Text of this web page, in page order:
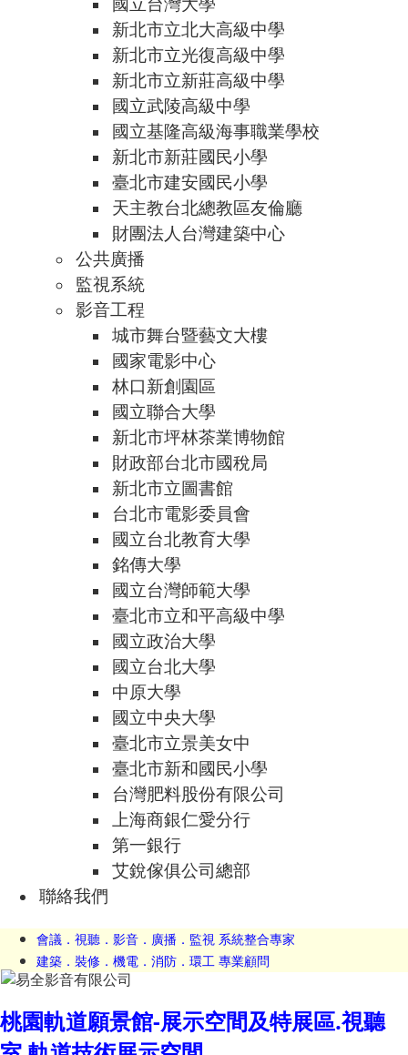
新北市立北大高級中學
新北市立光復高級中學
新北市立新莊高級中學
國立武陵高級中學
國立基隆高級海事職業學校
新北市新莊國民小學
臺北市建安國民小學
天主教台北總教區友倫廳
財團法人台灣建築中心
公共廣播
監視系統
影音工程
城市舞台暨藝文大樓
國家電影中心
林口新創園區
國立聯合大學
新北市坪林茶業博物館
財政部台北市國稅局
新北市立圖書館
台北市電影委員會
國立台北教育大學
銘傳大學
國立台灣師範大學
臺北市立和平高級中學
國立政治大學
國立台北大學
中原大學
國立中央大學
臺北市立景美女中
臺北市新和國民小學
台灣肥料股份有限公司
上海商銀仁愛分行
第一銀行
艾銳傢俱公司總部
聯絡我們
會議．視聽．影音．廣播．監視 系統整合專家
建築．裝修．機電．消防．環工 專業顧問
桃園軌道願景館-展示空間及特展區.視聽